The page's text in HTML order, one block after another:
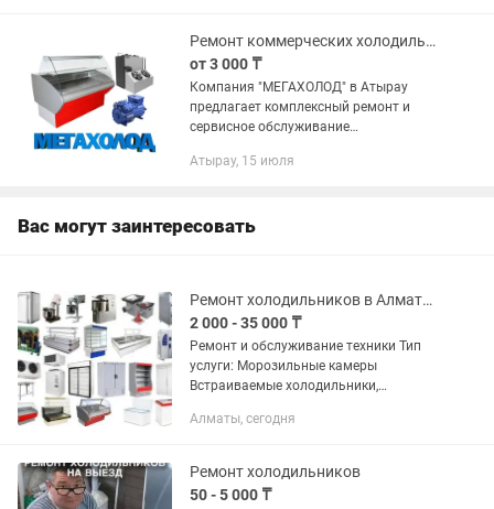
Ремонт коммерческих холодильников
от 3 000 ₸
Компания "МЕГАХОЛОД" в Атырау
предлагает комплексный ремонт и
сервисное обслуживание
холодильников. Наши опытные
Атырау, 15 июля
Вас могут заинтересовать
Ремонт холодильников в Алматы с выездом на дом скидки
2 000 - 35 000 ₸
Ремонт и обслуживание техники Тип
услуги: Морозильные камеры
Встраиваемые холодильники,
шкафы, Морозильные лари, Винные
Холодильные...
Алматы, сегодня
Ремонт холодильников
50 - 5 000 ₸